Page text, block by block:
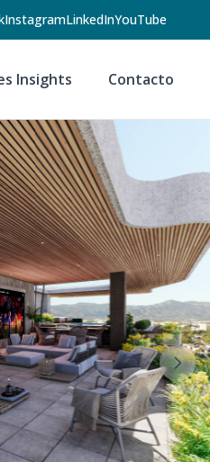
InstagramLinkedInYouTube
Insights Contacto